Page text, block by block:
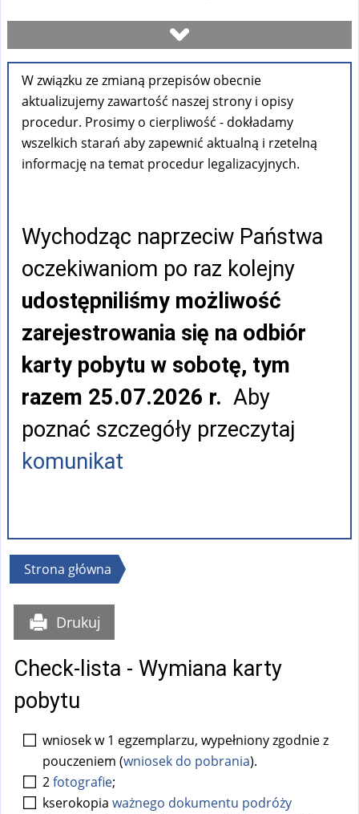
Umów się na wizytę
Sprawdź stan sprawy
Formularze
FAQ
Pouczenia
W związku ze zmianą przepisów obecnie
aktualizujemy zawartość naszej strony i opisy
procedur. Prosimy o cierpliwość - dokładamy
wszelkich starań aby zapewnić aktualną i rzetelną
informację na temat procedur legalizacyjnych.
Wychodząc naprzeciw Państwa
oczekiwaniom po raz kolejny
udostępniliśmy możliwość
zarejestrowania się na odbiór
karty pobytu w sobotę, tym
razem 25.07.2026 r. Aby
poznać szczegóły przeczytaj
komunikat
Jesteś
Strona główna
Drukuj
Check-lista - Wymiana karty
pobytu
wniosek w 1 egzemplarzu, wypełniony zgodnie z
pouczeniem (wniosek do pobrania).
2fotografie;
kserokopia ważnego dokumentu podróży